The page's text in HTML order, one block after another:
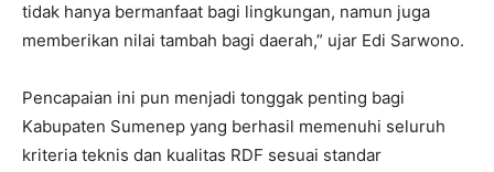
tidak hanya bermanfaat bagi lingkungan, namun juga
memberikan nilai tambah bagi daerah,” ujar Edi Sarwono.
Pencapaian ini pun menjadi tonggak penting bagi
Kabupaten Sumenep yang berhasil memenuhi seluruh
kriteria teknis dan kualitas RDF sesuai standar